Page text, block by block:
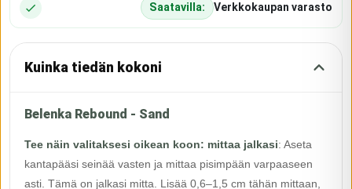
Saatavilla: Verkkokaupan varasto
Kuinka tiedän kokoni
Belenka Rebound - Sand
Tee näin valitaksesi oikean koon: mittaa jalkasi: Aseta
kantapääsi seinää vasten ja mittaa pisimpään varpaaseen
asti. Tämä on jalkasi mitta. Lisää 0,6–1,5 cm tähän mittaan,